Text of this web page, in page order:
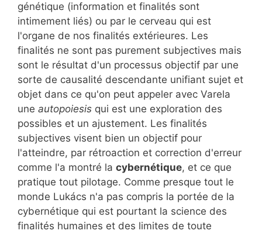
génétique (information et finalités sont
intimement liés) ou par le cerveau qui est
l'organe de nos finalités extérieures. Les
finalités ne sont pas purement subjectives mais
sont le résultat d'un processus objectif par une
sorte de causalité descendante unifiant sujet et
objet dans ce qu'on peut appeler avec Varela
une autopoiesis qui est une exploration des
possibles et un ajustement. Les finalités
subjectives visent bien un objectif pour
l'atteindre, par rétroaction et correction d'erreur
comme l'a montré la cybernétique, et ce que
pratique tout pilotage. Comme presque tout le
monde Lukács n'a pas compris la portée de la
cybernétique qui est pourtant la science des
finalités humaines et des limites de toute